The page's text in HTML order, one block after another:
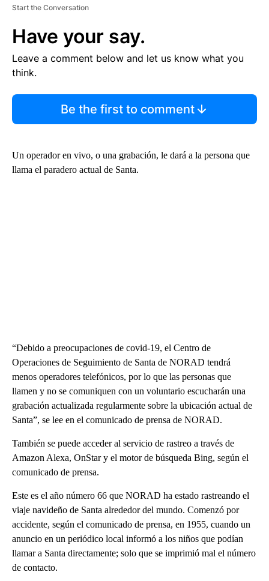
Start the Conversation
Have your say.
Leave a comment below and let us know what you
think.
Be the first to comment
Un operador en vivo, o una grabación, le dará a la persona que
llama el paradero actual de Santa.
“Debido a preocupaciones de covid-19, el Centro de
Operaciones de Seguimiento de Santa de NORAD tendrá
menos operadores telefónicos, por lo que las personas que
llamen y no se comuniquen con un voluntario escucharán una
grabación actualizada regularmente sobre la ubicación actual de
Santa”, se lee en el comunicado de prensa de NORAD.
También se puede acceder al servicio de rastreo a través de
Amazon Alexa, OnStar y el motor de búsqueda Bing, según el
comunicado de prensa.
Este es el año número 66 que NORAD ha estado rastreando el
viaje navideño de Santa alrededor del mundo. Comenzó por
accidente, según el comunicado de prensa, en 1955, cuando un
anuncio en un periódico local informó a los niños que podían
llamar a Santa directamente; solo que se imprimió mal el número
de contacto.